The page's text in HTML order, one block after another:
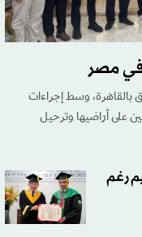
في مصر
وسط إجراءات
على أراضيها وترحيل
رغم